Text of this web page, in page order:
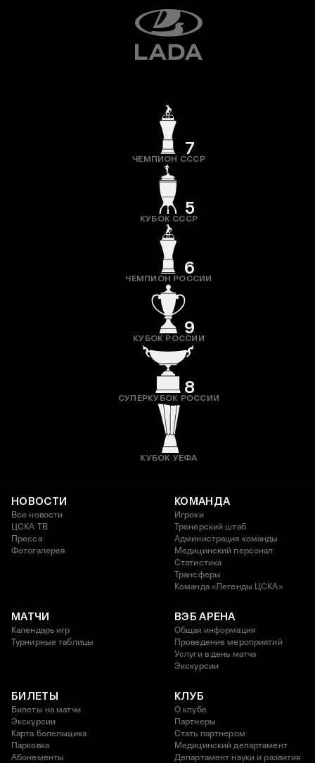
7
ЧЕМПИОН СССР
5
КУБОК СССР
6
ЧЕМПИОН РОССИИ
9
КУБОК РОССИИ
8
СУПЕРКУБОК РОССИИ
КУБОК УЕФА
НОВОСТИ
Все новости
ЦСКА ТВ
Пресса
Фотогалерея
КОМАНДА
Игроки
Тренерский штаб
Администрация команды
Медицинский персонал
Статистика
Трансферы
Команда «Легенды ЦСКА»
МАТЧИ
Календарь игр
Турнирные таблицы
ВЭБ АРЕНА
Общая информация
Проведение мероприятий
Услуги в день матча
Экскурсии
БИЛЕТЫ
Билеты на матчи
Экскурсии
Карта болельщика
Парковка
Абонементы
КЛУБ
О клубе
Партнеры
Стать партнером
Медицинский департамент
Департамент науки и развития